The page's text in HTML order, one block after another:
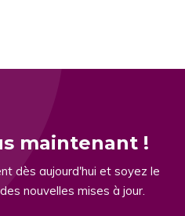
maintenant !
dès aujourd'hui et soyez le
nouvelles mises à jour.